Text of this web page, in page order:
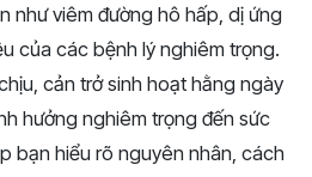
như viêm đường hô hấp, dị ứng
của các bệnh lý nghiêm trọng.
cản trở sinh hoạt hằng ngày
hưởng nghiêm trọng đến sức
bạn hiểu rõ nguyên nhân, cách